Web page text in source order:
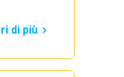
di più